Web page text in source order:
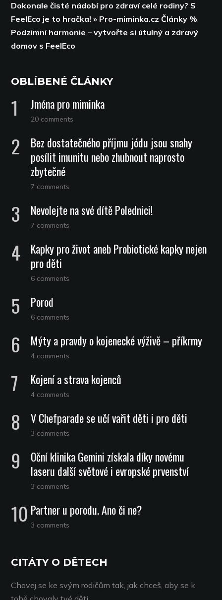
Dokonale čisté nádobí pro zdraví celé rodiny? S
FeelEco je to hračka! » Pro-miminka.cz Články %:
Podzimní harmonie – vytvořte si útulný a zdravý
domov s FeelEco
OBLÍBENÉ ČLÁNKY
Jména pro miminka
20 comments
Bez dostatečného příjmu jódu jsou snahy
posílit imunitu nebo zhubnout naprosto
zbytečné
7 comments
Nevolejte na své dítě Polednici!
7 comments
Kapky pro život aneb Probiotické kapky nejen
pro děti
6 comments
Porod
6 comments
Mýty a pravdy o kojenecké výživě – příkrmy
4 comments
Kojení a strava kojenců
4 comments
V Chefparade se učí vařit děti i pro děti
3 comments
Oční klinika Gemini získala díky novému
laseru další světové i evropské prvenství
3 comments
Partner u porodu. Ano či ne?
3 comments
CITÁTY O DĚTECH
Chovej se ke svým rodičům tak, jak chceš, aby se k